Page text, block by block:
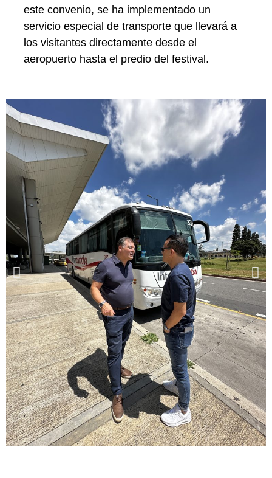
este convenio, se ha implementado un
servicio especial de transporte que llevará a
los visitantes directamente desde el
aeropuerto hasta el predio del festival.